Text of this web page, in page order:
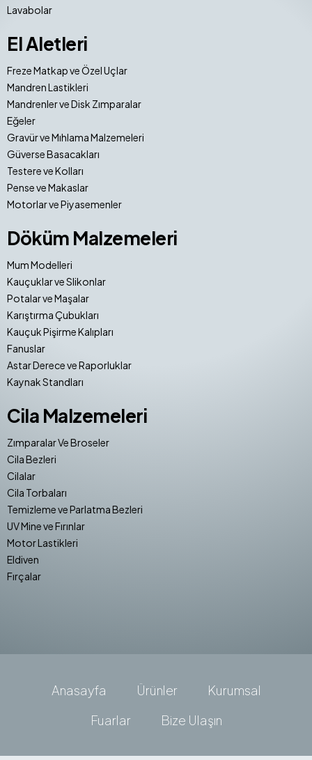
Lavabolar
El Aletleri
Freze Matkap ve Özel Uçlar
Mandren Lastikleri
Mandrenler ve Disk Zımparalar
Eğeler
Gravür ve Mıhlama Malzemeleri
Güverse Basacakları
Testere ve Kolları
Pense ve Makaslar
Motorlar ve Piyasemenler
Döküm Malzemeleri
Mum Modelleri
Kauçuklar ve Slikonlar
Potalar ve Maşalar
Karıştırma Çubukları
Kauçuk Pişirme Kalıpları
Fanuslar
Astar Derece ve Raporluklar
Kaynak Standları
Cila Malzemeleri
Zımparalar Ve Broseler
Cila Bezleri
Cilalar
Cila Torbaları
Temizleme ve Parlatma Bezleri
UV Mine ve Fırınlar
Motor Lastikleri
Eldiven
Fırçalar
Anasayfa Ürünler
Kurumsal
Fuarlar
Bize Ulaşın